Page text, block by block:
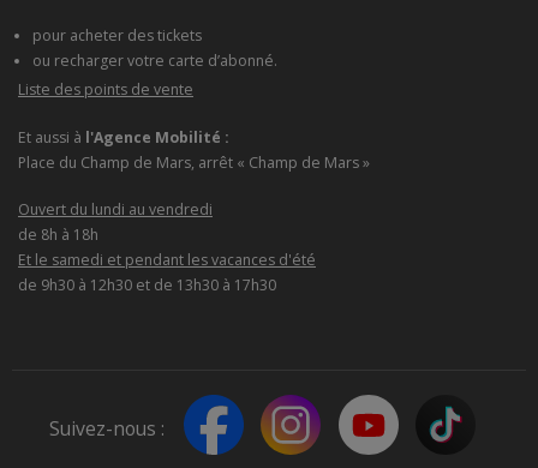
pour acheter des tickets
ou recharger votre carte d’abonné.
Liste des points de vente
Et aussi à l'Agence Mobilité :
Place du Champ de Mars, arrêt « Champ de Mars »
Ouvert du lundi au vendredi
de 8h à 18h
Et le samedi et pendant les vacances d'été
de 9h30 à 12h30 et de 13h30 à 17h30
Suivez-nous :